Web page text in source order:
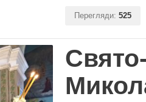
Перегляди: 525